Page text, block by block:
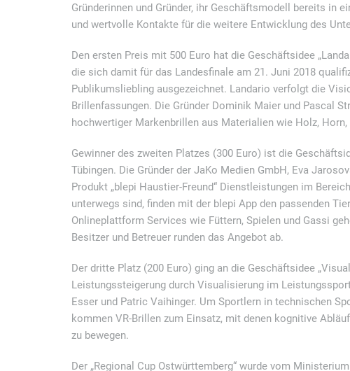
Gründerinnen und Gründer, ihr Geschäftsmodell bereits in
und wertvolle Kontakte für die weitere Entwicklung des
Den ersten Preis mit 500 Euro hat die Geschäftsidee
die sich damit für das Landesfinale am 21. Juni 2018
Publikumsliebling ausgezeichnet. Landario verfolgt die
Brillenfassungen. Die Gründer Dominik Maier und Pascal
hochwertiger Markenbrillen aus Materialien wie Holz,
Gewinner des zweiten Platzes (300 Euro) ist die
Tübingen. Die Gründer der JaKo Medien GmbH, Eva
Produkt „blepi Haustier-Freund“ Dienstleistungen im
unterwegs sind, finden mit der blepi App den passenden
Onlineplattform Services wie Füttern, Spielen und Gassi
Besitzer und Betreuer runden das Angebot ab.
Der dritte Platz (200 Euro) ging an die Geschäftsidee
Leistungssteigerung durch Visualisierung im
Esser und Patric Vaihinger. Um Sportlern in technischen
kommen VR-Brillen zum Einsatz, mit denen kognitive
zu bewegen.
Der „Regional Cup Ostwürttemberg“ wurde vom